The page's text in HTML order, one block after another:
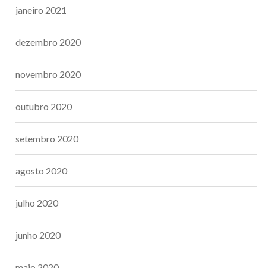
janeiro 2021
dezembro 2020
novembro 2020
outubro 2020
setembro 2020
agosto 2020
julho 2020
junho 2020